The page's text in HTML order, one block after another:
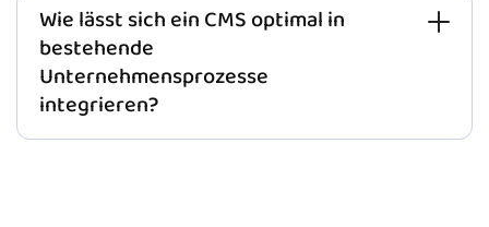
Wie lässt sich ein CMS optimal in
bestehende
Unternehmensprozesse
integrieren?